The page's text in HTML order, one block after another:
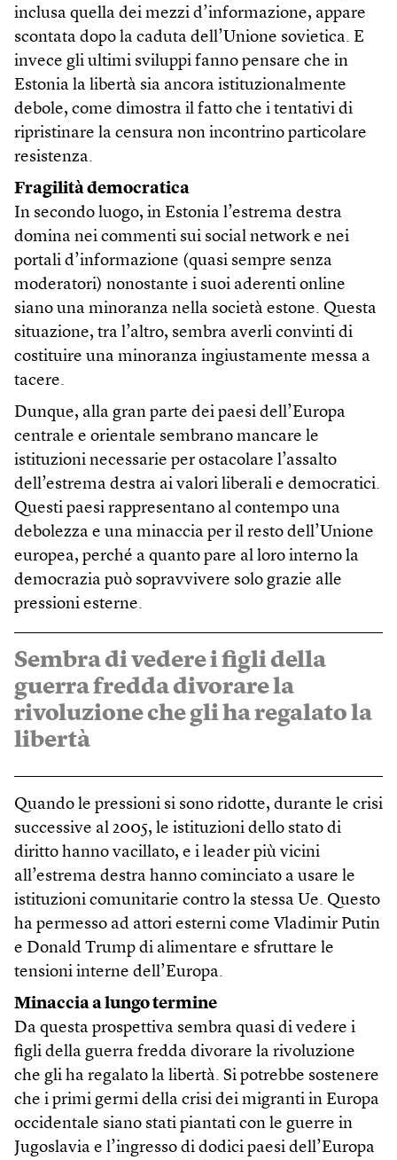
inclusa quella dei mezzi d’informazione, appare
scontata dopo la caduta dell’Unione sovietica. E
invece gli ultimi sviluppi fanno pensare che in
Estonia la libertà sia ancora istituzionalmente
debole, come dimostra il fatto che i tentativi di
ripristinare la censura non incontrino particolare
resistenza.
Fragilità democratica
In secondo luogo, in Estonia l’estrema destra
domina nei commenti sui social network e nei
portali d’informazione (quasi sempre senza
moderatori) nonostante i suoi aderenti online
siano una minoranza nella società estone. Questa
situazione, tra l’altro, sembra averli convinti di
costituire una minoranza ingiustamente messa a
tacere.
Dunque, alla gran parte dei paesi dell’Europa
centrale e orientale sembrano mancare le
istituzioni necessarie per ostacolare l’assalto
dell’estrema destra ai valori liberali e democratici.
Questi paesi rappresentano al contempo una
debolezza e una minaccia per il resto dell’Unione
europea, perché a quanto pare al loro interno la
democrazia può sopravvivere solo grazie alle
pressioni esterne.
Sembra di vedere i figli della
guerra fredda divorare la
rivoluzione che gli ha regalato la
libertà
Quando le pressioni si sono ridotte, durante le crisi
successive al 2005, le istituzioni dello stato di
diritto hanno vacillato, e i leader più vicini
all’estrema destra hanno cominciato a usare le
istituzioni comunitarie contro la stessa Ue. Questo
ha permesso ad attori esterni come Vladimir Putin
e Donald Trump di alimentare e sfruttare le
tensioni interne dell’Europa.
Minaccia a lungo termine
Da questa prospettiva sembra quasi di vedere i
figli della guerra fredda divorare la rivoluzione
che gli ha regalato la libertà. Si potrebbe sostenere
che i primi germi della crisi dei migranti in Europa
occidentale siano stati piantati con le guerre in
Jugoslavia e l’ingresso di dodici paesi dell’Europa